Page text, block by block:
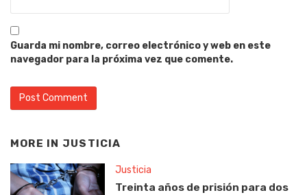
Guarda mi nombre, correo electrónico y web en este
navegador para la próxima vez que comente.
MORE IN JUSTICIA
Justicia
Treinta años de prisión para dos